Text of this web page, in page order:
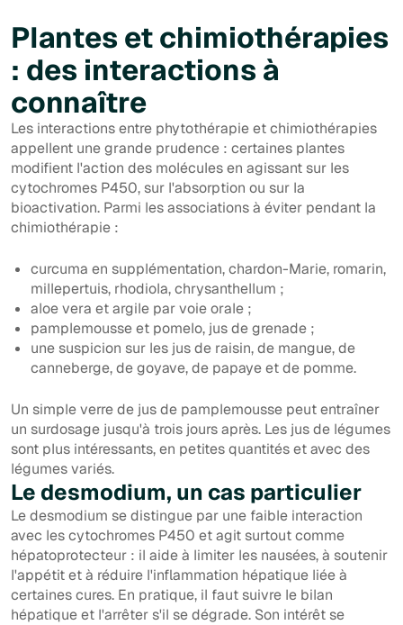
Plantes et chimiothérapies
: des interactions à
connaître
Les interactions entre phytothérapie et chimiothérapies
appellent une grande prudence : certaines plantes
modifient l'action des molécules en agissant sur les
cytochromes P450, sur l'absorption ou sur la
bioactivation. Parmi les associations à éviter pendant la
chimiothérapie :
curcuma en supplémentation, chardon-Marie, romarin,
millepertuis, rhodiola, chrysanthellum ;
aloe vera et argile par voie orale ;
pamplemousse et pomelo, jus de grenade ;
une suspicion sur les jus de raisin, de mangue, de
canneberge, de goyave, de papaye et de pomme.
Un simple verre de jus de pamplemousse peut entraîner
un surdosage jusqu'à trois jours après. Les jus de légumes
sont plus intéressants, en petites quantités et avec des
légumes variés.
Le desmodium, un cas particulier
Le desmodium se distingue par une faible interaction
avec les cytochromes P450 et agit surtout comme
hépatoprotecteur : il aide à limiter les nausées, à soutenir
l'appétit et à réduire l'inflammation hépatique liée à
certaines cures. En pratique, il faut suivre le bilan
hépatique et l'arrêter s'il se dégrade. Son intérêt se